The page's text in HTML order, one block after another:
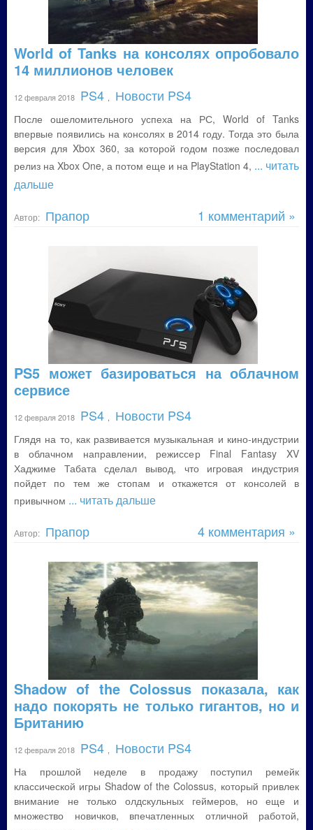
World of Tanks на консолях опробовало
14 миллионов человек
12 февраля 2018 PS4 Новости PS4
После ошеломительного успеха на РС, World of Tanks
впервые появились на консолях в 2014 году. Тогда это была
версия для Xbox 360, за которой годом позже последовал
релиз на Xbox One, а потом еще и на PlayStation 4, ... читать
дальше
Автор: Прапор 1 комментарий »
PS5 может базироваться на облачном
сервисе
12 февраля 2018 PS4 Новости PS4
Глядя на то, как развивается музыкальная и кино-индустрии
в облачном направлении, режиссер Final Fantasy XV
Хаджиме Табата сделал вывод, что игровая индустрия
пойдет по тем же стопам и откажется от консолей в
привычном ... читать дальше
Автор: Прапор 4 комментария »
Shadow of the Colossus показала, как
надо покорять не только гигантов, но и
Британию
12 февраля 2018 PS4 Новости PS4
На прошлой неделе в продажу поступил ремейк
классической игры Shadow of the Colossus, который привлек
внимание не только олдскульных геймеров, но еще и
множество новичков, впечатленных отличной работой,